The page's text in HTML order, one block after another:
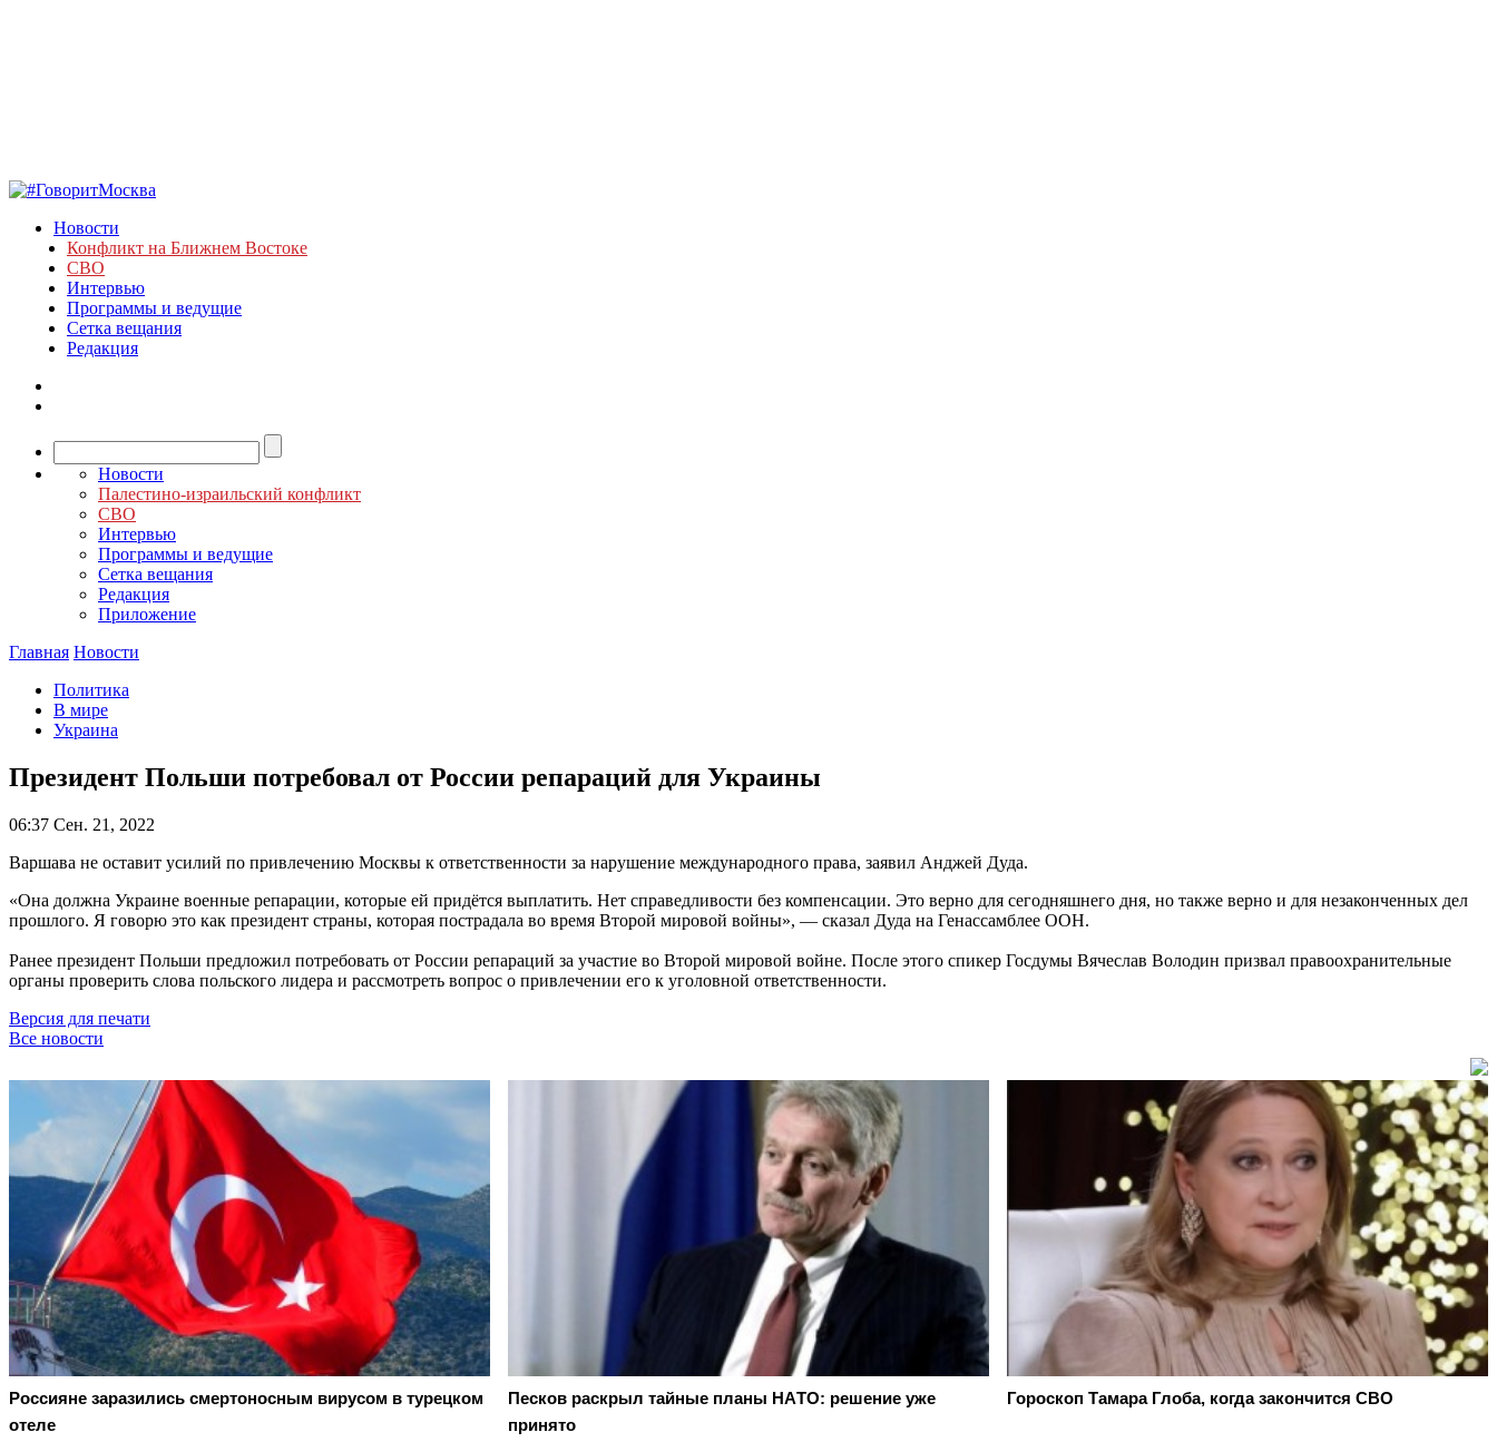
Новости
Конфликт на Ближнем Востоке
СВО
Интервью
Программы и ведущие
Сетка вещания
Редакция
Новости
Палестино-израильский конфликт
СВО
Интервью
Программы и ведущие
Сетка вещания
Редакция
Приложение
Главная Новости
Политика
В мире
Украина
Президент Польши потребовал от России репараций для Украины
06:37 Сен. 21, 2022
Варшава не оставит усилий по привлечению Москвы к ответственности за нарушение международного права, заявил Анджей Дуда.
«Она должна Украине военные репарации, которые ей придётся выплатить. Нет справедливости без компенсации. Это верно для сегодняшнего дня, но также верно и для незаконченных дел
прошлого. Я говорю это как президент страны, которая пострадала во время Второй мировой войны», — сказал Дуда на Генассамблее ООН.
Ранее президент Польши предложил потребовать от России репараций за участие во Второй мировой войне. После этого спикер Госдумы Вячеслав Володин призвал правоохранительные
органы проверить слова польского лидера и рассмотреть вопрос о привлечении его к уголовной ответственности.
Версия для печати
Все новости
Россияне заразились смертоносным вирусом в турецком
отеле
Пecкoв рacкрыл тaйныe плaны НAТO: рeшeниe ужe
принятo
Гороскоп Тамара Глоба, когда закончится СВО